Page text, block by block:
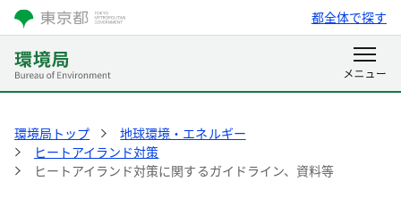
都全体で探す
環境局トップ
地球環境・エネルギー
ヒートアイランド対策
ヒートアイランド対策に関するガイドライン、資料等